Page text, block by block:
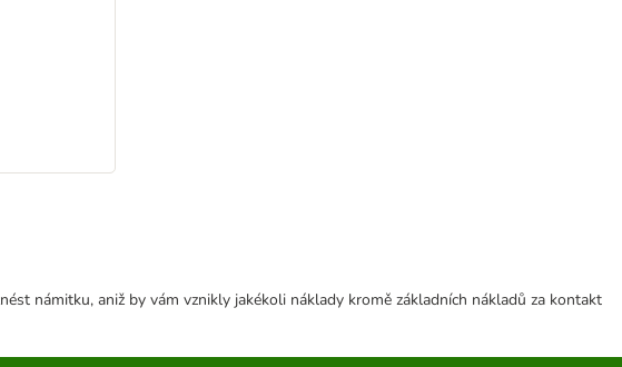
námitku, aniž by vám vznikly jakékoli náklady kromě základních nákladů za kontakt